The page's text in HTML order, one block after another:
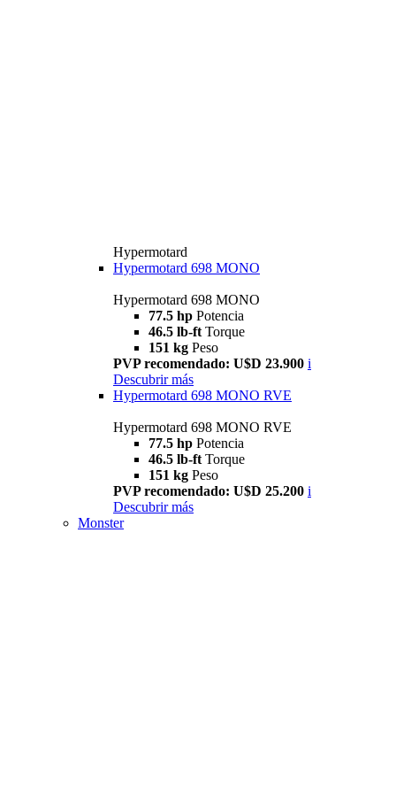
Hypermotard
Hypermotard 698 MONO
Hypermotard 698 MONO
77.5 hp Potencia
46.5 lb-ft Torque
151 kg Peso
PVP recomendado: U$D 23.900 i
Descubrir más
Hypermotard 698 MONO RVE
Hypermotard 698 MONO RVE
77.5 hp Potencia
46.5 lb-ft Torque
151 kg Peso
PVP recomendado: U$D 25.200 i
Descubrir más
Monster